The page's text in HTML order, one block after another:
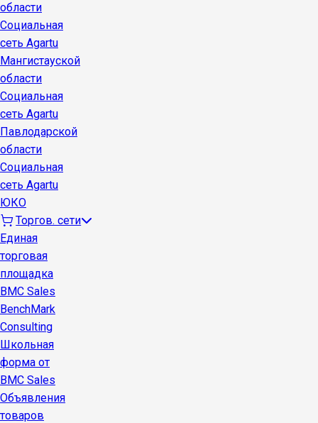
области
Социальная
сеть Agartu
Мангистауской
области
Социальная
сеть Agartu
Павлодарской
области
Социальная
сеть Agartu
ЮКО
Торгов. сети
Единая
торговая
площадка
BMC Sales
BenchMark
Consulting
Школьная
форма от
BMC Sales
Объявления
товаров